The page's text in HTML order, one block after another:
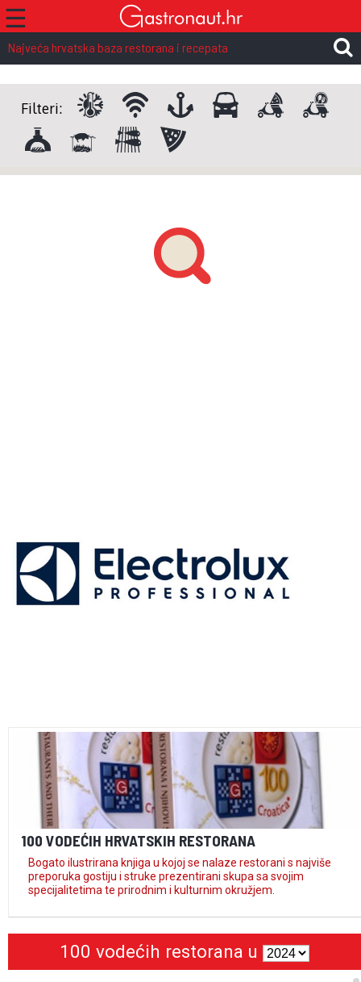
☰
Najveća hrvatska baza restorana i recepata
Filteri:
100 VODEĆIH HRVATSKIH RESTORANA
Bogato ilustrirana knjiga u kojoj se nalaze restorani s najviše
preporuka gostiju i struke prezentirani skupa sa svojim
specijalitetima te prirodnim i kulturnim okružjem.
100 vodećih restorana u